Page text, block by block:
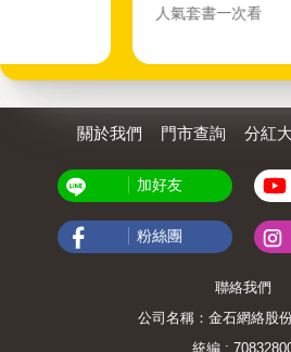
人氣套書一次看
關於我們 門市查詢 分紅
加好友
粉絲團
聯絡我們
公司名稱：金石網絡股
統編 :